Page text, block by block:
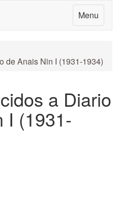
Menu
de Anais Nin I (1931-1934)
a Diario
I (1931-